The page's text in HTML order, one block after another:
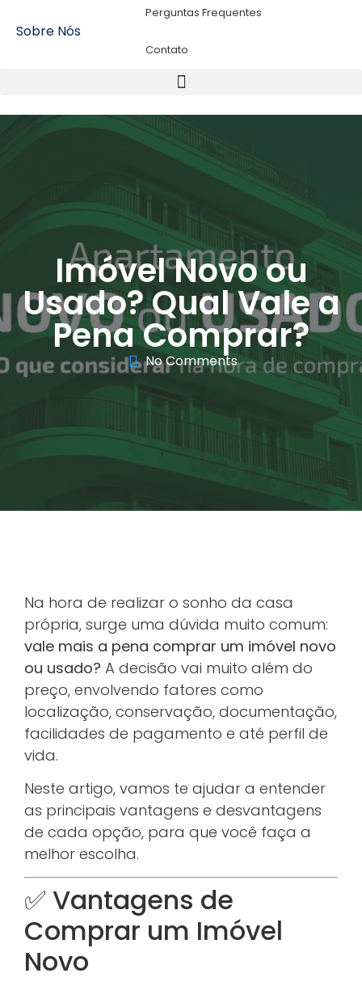
Sobre Nós
Perguntas Frequentes
Contato
Imóvel Novo ou
Usado? Qual Vale a
Pena Comprar?
No Comments
Na hora de realizar o sonho da casa
própria, surge uma dúvida muito comum:
vale mais a pena comprar um imóvel novo
ou usado? A decisão vai muito além do
preço, envolvendo fatores como
localização, conservação, documentação,
facilidades de pagamento e até perfil de
vida.
Neste artigo, vamos te ajudar a entender
as principais vantagens e desvantagens
de cada opção, para que você faça a
melhor escolha.
✅ Vantagens de
Comprar um Imóvel
Novo